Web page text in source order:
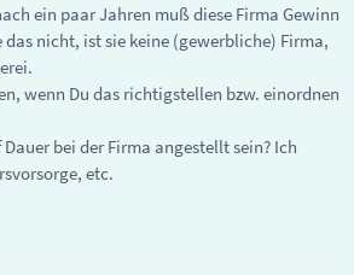
ein paar Jahren muß diese Firma Gewinn
das nicht, ist sie keine (gewerbliche) Firma,
wenn Du das richtigstellen bzw. einordnen
bei der Firma angestellt sein? Ich
etc.